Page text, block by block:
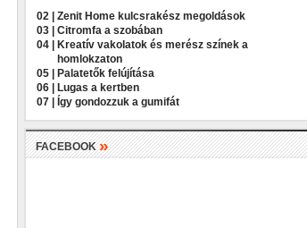
02 |
Zenit Home kulcsrakész megoldások
03 |
Citromfa a szobában
04 |
Kreatív vakolatok és merész színek a
homlokzaton
05 |
Palatetők felújítása
06 |
Lugas a kertben
07 |
Így gondozzuk a gumifát
FACEBOOK»